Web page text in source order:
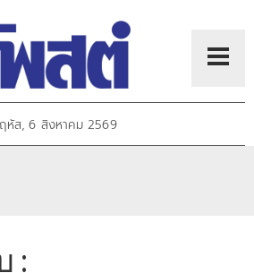
หัส, 6 สิงหาคม 2569
: